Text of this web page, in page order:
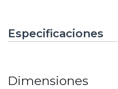
Especificaciones
Dimensiones